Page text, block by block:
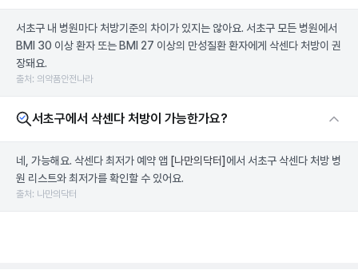
서초구 내 병원마다 처방기준의 차이가 있지는 않아요. 서초구 모든 병원에서
BMI 30 이상 환자 또는 BMI 27 이상의 만성질환 환자에게 삭센다 처방이 권
장돼요.
출처: 의약품안전나라
서초구에서 삭센다 처방이 가능한가요?
네, 가능해요. 삭센다 최저가 예약 앱 [나만의닥터] 에서 서초구 삭센다 처방 병
원 리스트와 최저가를 확인할 수 있어요.
출처: 나만의닥터